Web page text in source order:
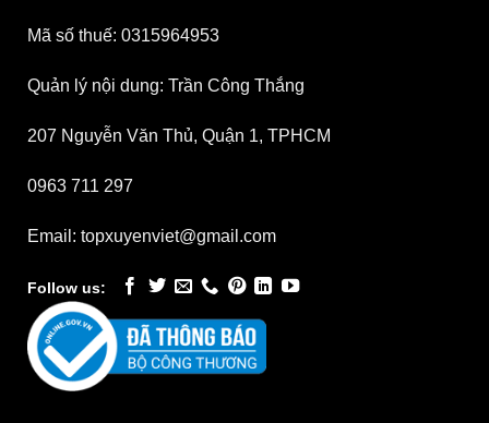
Mã số thuế: 0315964953
Quản lý nội dung: Trần Công Thắng
207 Nguyễn Văn Thủ, Quận 1, TPHCM
0963 711 297
Email: topxuyenviet@gmail.com
Follow us: